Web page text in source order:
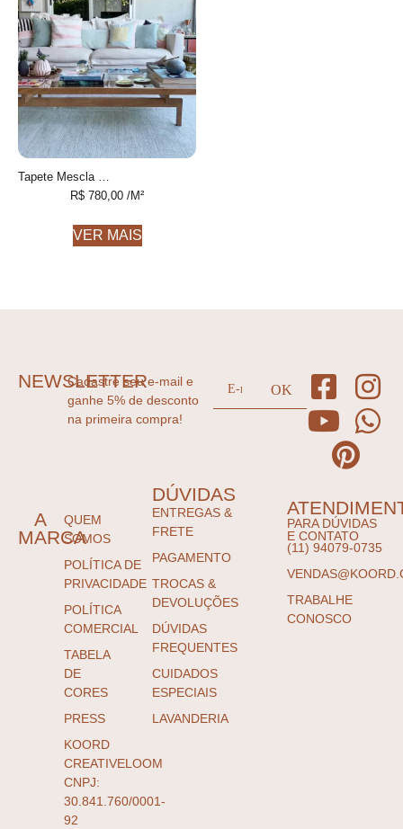
Tapete Mescla Personalizável feito à mão, 100% algodão reciclado
R$ 780,00 /M²
VER MAIS
NEWSLETTER
Cadastre seu e-mail e
ganhe 5% de desconto
na primeira compra!
A
MARCA
QUEM
SOMOS
POLÍTICA DE
PRIVACIDADE
POLÍTICA
COMERCIAL
TABELA
DE
CORES
PRESS
KOORD
CREATIVELOOM
CNPJ:
30.841.760/0001-
92
DÚVIDAS
ENTREGAS &
FRETE
PAGAMENTO
TROCAS &
DEVOLUÇÕES
DÚVIDAS
FREQUENTES
CUIDADOS
ESPECIAIS
LAVANDERIA
PARA DÚVIDAS
E CONTATO
(11) 94079-0735
TRABALHE
CONOSCO